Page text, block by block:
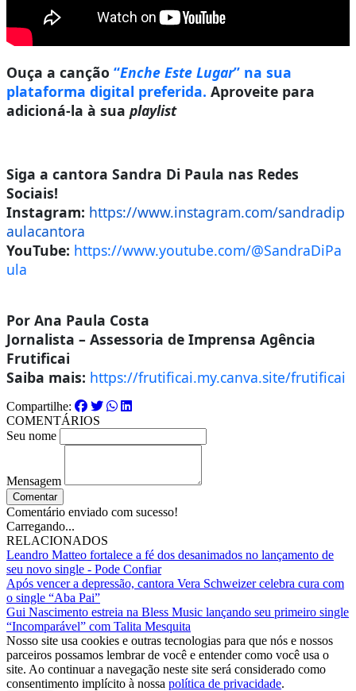
Ouça a canção “Enche Este Lugar” na sua
plataforma digital preferida. Aproveite para
adicioná-la à sua playlist
Siga a cantora Sandra Di Paula nas Redes
Sociais!
Instagram: https://www.instagram.com/sandradip
aulacantora
YouTube: https://www.youtube.com/@SandraDiPa
ula
Por Ana Paula Costa
Jornalista – Assessoria de Imprensa Agência
Frutificai
Saiba mais: https://frutificai.my.canva.site/frutificai
Compartilhe:
COMENTÁRIOS
Seu nome
Mensagem
Comentar
Comentário enviado com sucesso!
Carregando...
RELACIONADOS
Leandro Matteo fortalece a fé dos desanimados no lançamento de
seu novo single - Pode Confiar
Após vencer a depressão, cantora Vera Schweizer celebra cura com
o single “Aba Pai”
Gui Nascimento estreia na Bless Music lançando seu primeiro single
“Incomparável” com Talita Mesquita
Nosso site usa cookies e outras tecnologias para que nós e nossos
parceiros possamos lembrar de você e entender como você usa o
site. Ao continuar a navegação neste site será considerado como
consentimento implícito à nossa política de privacidade.